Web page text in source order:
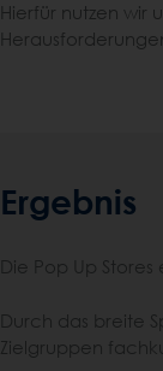
Hierfür nutzen wir
Ergebnis
Die Pop Up
Durch das breite
Zielgruppen